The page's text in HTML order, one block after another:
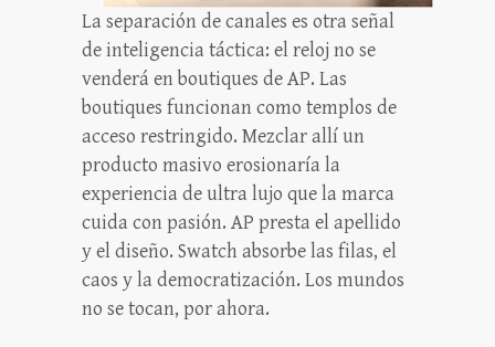
La separación de canales es otra señal
de inteligencia táctica: el reloj no se
venderá en boutiques de AP. Las
boutiques funcionan como templos de
acceso restringido. Mezclar allí un
producto masivo erosionaría la
experiencia de ultra lujo que la marca
cuida con pasión. AP presta el apellido
y el diseño. Swatch absorbe las filas, el
caos y la democratización. Los mundos
no se tocan, por ahora.